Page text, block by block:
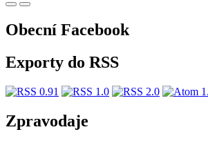
Obecní Facebook
Exporty do RSS
Zpravodaje